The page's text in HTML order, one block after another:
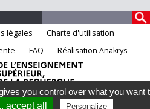
légales
Charte d'utilisation
FAQ Réalisation Anakrys
you control over what you want
accept all Personalize